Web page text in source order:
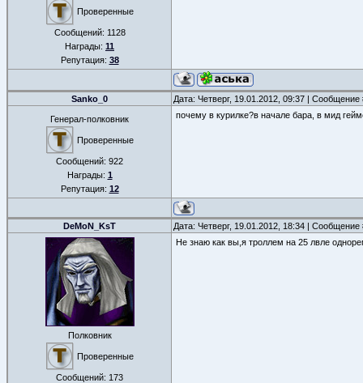
Проверенные
Сообщений: 1128
Награды: 11
Репутация: 38
Sanko_0 Дата: Четверг, 19.01.2012, 09:37 |
Генерал-полковник
Проверенные
Сообщений: 922
Награды: 1
Репутация: 12
почему в курилке?в начале бара, в мид
DeMoN_KsT Дата: Четверг, 19.01.2012, 18:34 |
Полковник
Проверенные
Сообщений: 173
Не знаю как вы,я троллем на 25 лвле